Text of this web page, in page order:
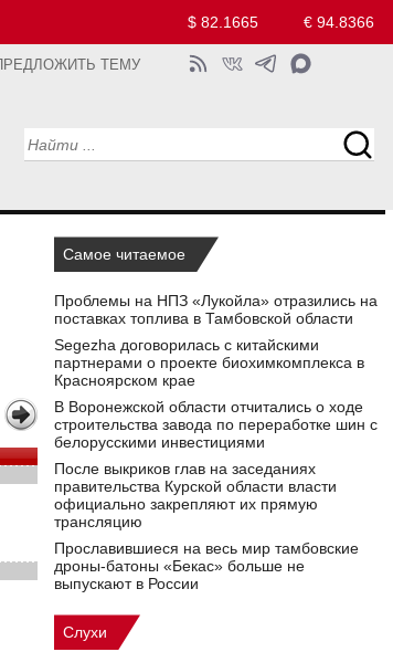
$ 82.1665 € 94.8366
ПРЕДЛОЖИТЬ ТЕМУ
Самое читаемое
Проблемы на НПЗ «Лукойла» отразились на
поставках топлива в Тамбовской области
Segezha договорилась с китайскими
партнерами о проекте биохимкомплекса в
Красноярском крае
В Воронежской области отчитались о ходе
строительства завода по переработке шин с
белорусскими инвестициями
После выкриков глав на заседаниях
правительства Курской области власти
официально закрепляют их прямую
трансляцию
Прославившиеся на весь мир тамбовские
дроны-батоны «Бекас» больше не
выпускают в России
Слухи